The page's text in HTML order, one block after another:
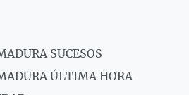
SUCESOS
ÚLTIMA HORA